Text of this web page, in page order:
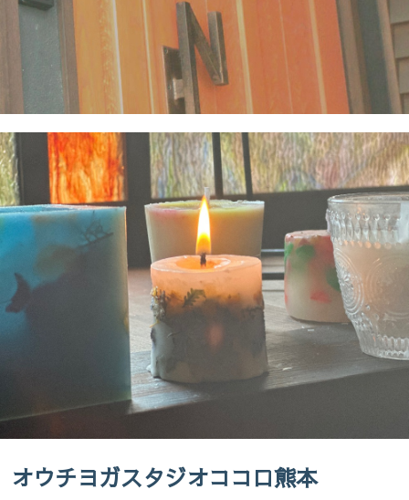
オウチヨガスタジオココロ熊本
ヨガと瞑想
お外に暮らす猫たちを保護し、里親さん
に出す活動もしています
保護猫たちとの日々の暮らしも載せてい
きます
オウチヨガスタジオココロ熊本